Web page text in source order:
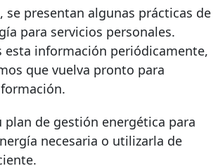
se presentan algunas prácticas de
para servicios personales.
esta información periódicamente,
que vuelva pronto para
plan de gestión energética para
necesaria o utilizarla de